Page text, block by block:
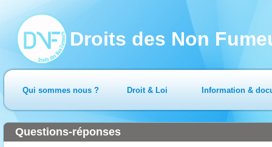
Droits des Non
Qui sommes nous ? Droit & Loi Information &
Questions-réponses